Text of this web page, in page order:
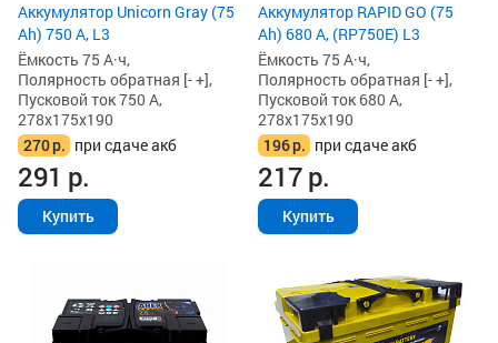
Аккумулятор Unicorn Gray (75
Ah) 750 А, L3
Ёмкость 75 А·ч,
Полярность обратная [- +],
Пусковой ток 750 А,
278x175x190
270р. при сдаче акб
291 р.
Купить
Аккумулятор RAPID GO (75
Ah) 680 А, (RP750E) L3
Ёмкость 75 А·ч,
Полярность обратная [- +],
Пусковой ток 680 А,
278x175x190
196р. при сдаче акб
217р.
Купить